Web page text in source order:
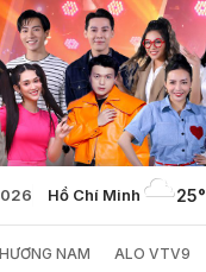
Hồ Chí Minh 25°
NAM ALO VTV9